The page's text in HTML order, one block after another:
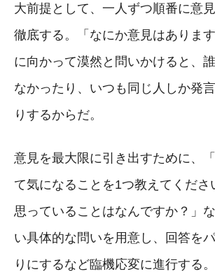
大前提として、一人ずつ順番に意
徹底する。「なにか意見はありま
に向かって漠然と問いかけると、
なかったり、いつも同じ人しか発
りするからだ。
意見を最大限に引き出すために、
て気になることを1つ教えてくださ
思っていることはなんですか？」
い具体的な問いを用意し、回答を
りにするなど臨機応変に進行する。